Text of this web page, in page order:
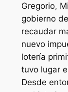
Gregorio,
gobierno
recaudar
nuevo
lotería
tuvo lugar
Desde